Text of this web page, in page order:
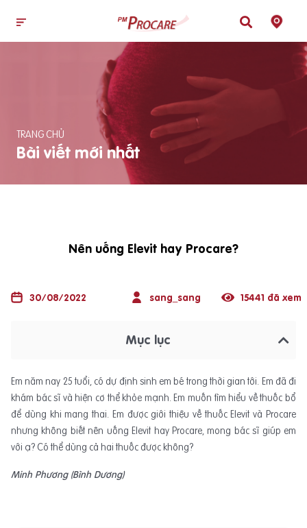
TRANG CHỦ
Bài viết mới nhất
Nên uống Elevit hay Procare?
30/08/2022 sang_sang 15441 đã xem
Mục lục
Em năm nay 25 tuổi, có dự định sinh em bé trong thời gian tới. Em đã đi
khám bác sĩ và hiện cơ thể khỏe mạnh. Em muốn tìm hiểu về thuốc bổ
để dùng khi mang thai. Em được giới thiệu về thuốc Elevit và Procare
nhưng không biết nên uống Elevit hay Procare, mong bác sĩ giúp em
với ạ? Có thể dùng cả hai thuốc được không?
Minh Phương (Bình Dương)